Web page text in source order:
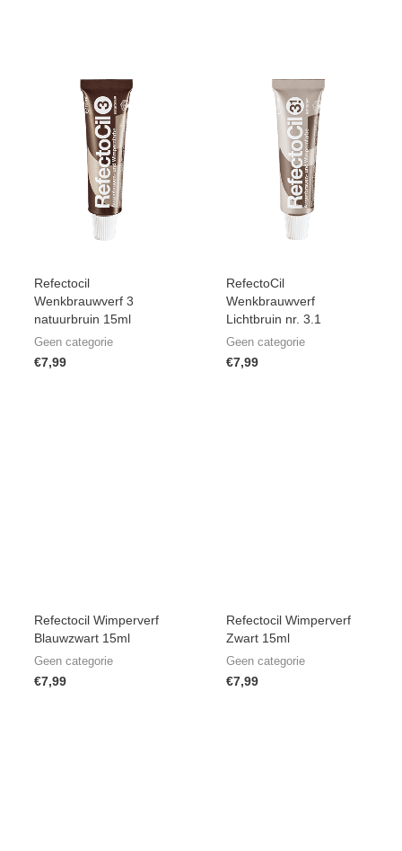
Refectocil
Wenkbrauwverf 3
natuurbruin 15ml
Geen categorie
€7,99
RefectoCil
Wenkbrauwverf
Lichtbruin nr. 3.1
Geen categorie
€7,99
Refectocil Wimperverf
Blauwzwart 15ml
Geen categorie
€7,99
Refectocil Wimperverf
Zwart 15ml
Geen categorie
€7,99